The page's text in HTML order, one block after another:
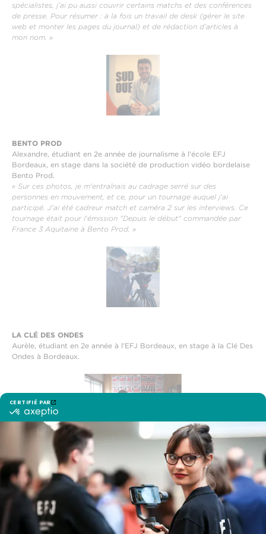
spécialistes, j’ai pu aussi couvrir certains matchs et des conférences
de presse. Pour résumer : à la fois un travail de desk (gérer le site
web et monter les pages du journal) et de rédaction d’articles à
mon nom. »
BENTO PROD
Alexandre, étudiant en 2e année de journalisme à l'école EFJ
Bordeaux, en stage dans la société de production vidéo bordelaise
Bento Prod.
« Sur ces photos, je m'entraînais au cadrage serré sur des
personnes en mouvement, et ce, pour un tournage auquel j'ai
participé. J'ai été cadreur match et caméra 2 sur les interviews. Ce
tournage était pour l'émission "Depuis le début" commandée par
France 3 Aquitaine à Bento Prod. »
LA CLÉ DES ONDES
Aurèle, étudiant en 2e année à l'EFJ Bordeaux, en stage à la Clé Des
Ondes à Bordeaux.
MÉDIATV
Dalinie, étudiante en 3e année à l'école de journalisme EFJ, en stage
au sein de MédiaTV à Paris.